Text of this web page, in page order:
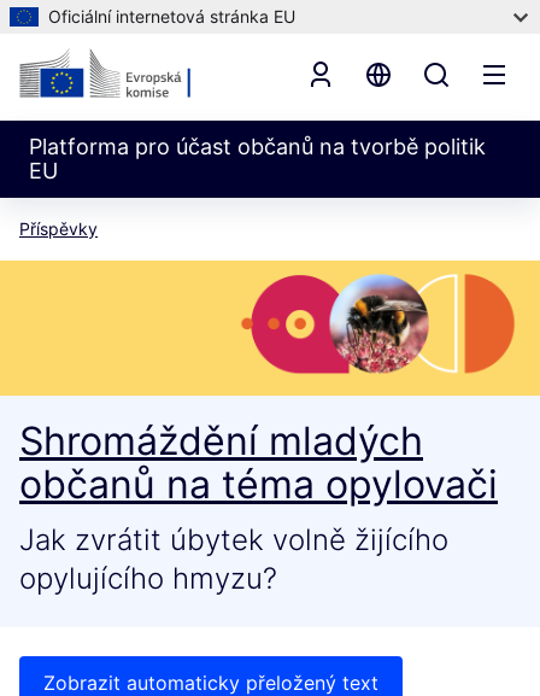
Oficiální internetová stránka EU
Platforma pro účast občanů na tvorbě politik
EU
Příspěvky
Shromáždění mladých
občanů na téma opylovači
Jak zvrátit úbytek volně žijícího
opylujícího hmyzu?
Zobrazit automaticky přeložený text